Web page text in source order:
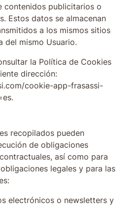
contenidos publicitarios o
Estos datos se almacenan
a los mismos sitios
del mismo Usuario.
la Política de Cookies
dirección:
cookie-app-frasassi-
recopilados pueden
de obligaciones
así como para
legales y para las
electrónicos o newsletters y